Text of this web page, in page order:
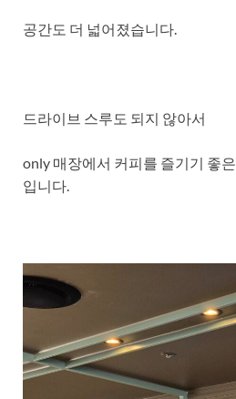
공간도 더 넓어졌습니다.
드라이브 스루도 되지 않아서
only 매장에서 커피를 즐기기 좋
입니다.